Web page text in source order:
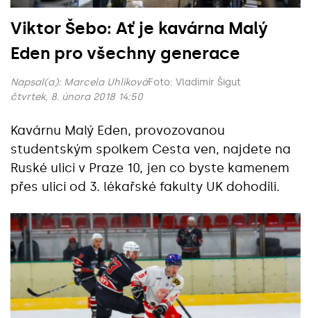
Viktor Šebo: Ať je kavárna Malý
Eden pro všechny generace
Napsal(a): Marcela UhlíkováFoto: Vladimír Šigut
čtvrtek, 8. února 2018 14:50
Kavárnu Malý Eden, provozovanou
studentským spolkem Cesta ven, najdete na
Ruské ulici v Praze 10, jen co byste kamenem
přes ulici od 3. lékařské fakulty UK dohodili.